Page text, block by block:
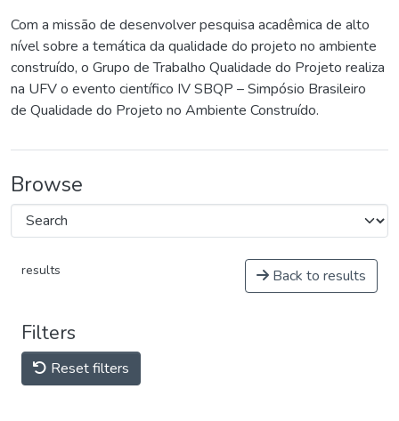
Com a missão de desenvolver pesquisa acadêmica de alto
nível sobre a temática da qualidade do projeto no ambiente
construído, o Grupo de Trabalho Qualidade do Projeto realiza
na UFV o evento científico IV SBQP – Simpósio Brasileiro
de Qualidade do Projeto no Ambiente Construído.
Browse
results Back to results
Filters
Reset filters